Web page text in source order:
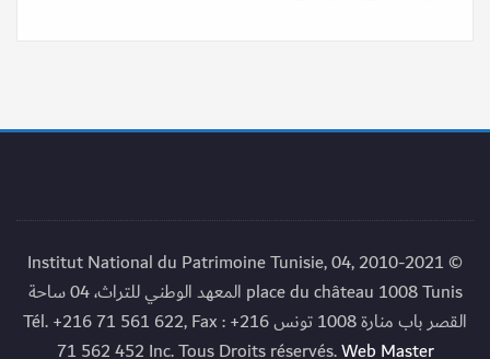
© 2010-2021 Institut National du Patrimoine Tunisie, 04,
place du château 1008 Tunis المعهد الوطني للتراث، 04 ساحة
القصر باب منارة 1008 تونس Tél. +216 71 561 622, Fax : +216
71 562 452 Inc. Tous Droits réservés.Web Master